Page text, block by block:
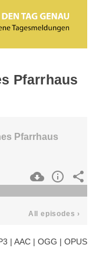
Pfarrhaus
Pfarrhaus
All episodes ›
| AAC | OGG | OPUS